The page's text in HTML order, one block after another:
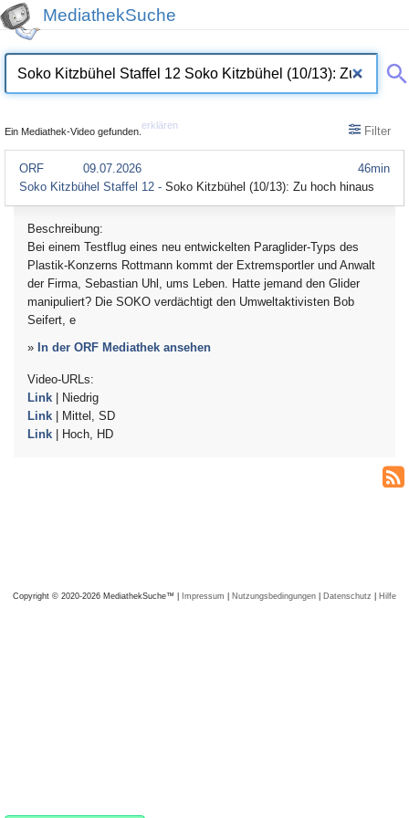
MediathekSuche
Ein Mediathek-Video gefunden.
erklären Filter
46min
ORF
09.07.2026
Soko Kitzbühel Staffel 12 - Soko Kitzbühel (10/13): Zu hoch hinaus
Beschreibung:
Bei einem Testflug eines neu entwickelten Paraglider-Typs des
Plastik-Konzerns Rottmann kommt der Extremsportler und Anwalt
der Firma, Sebastian Uhl, ums Leben. Hatte jemand den Glider
manipuliert? Die SOKO verdächtigt den Umweltaktivisten Bob
Seifert, e
» In der ORF Mediathek ansehen
Video-URLs:
Link | Niedrig
Link | Mittel, SD
Link | Hoch, HD
Copyright © 2020-2026 MediathekSuche™ | Impressum | Nutzungsbedingungen | Datenschutz | Hilfe